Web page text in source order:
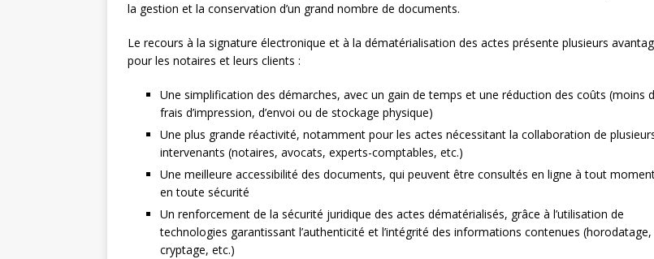
la gestion et la conservation d’un grand nombre de documents.
Le recours à la signature électronique et à la dématérialisation des actes présente plusieurs
pour les notaires et leurs clients :
Une simplification des démarches, avec un gain de temps et une réduction des coûts (moins
frais d’impression, d’envoi ou de stockage physique)
Une plus grande réactivité, notamment pour les actes nécessitant la collaboration de
intervenants (notaires, avocats, experts-comptables, etc.)
Une meilleure accessibilité des documents, qui peuvent être consultés en ligne à tout
en toute sécurité
Un renforcement de la sécurité juridique des actes dématérialisés, grâce à l’utilisation de
technologies garantissant l’authenticité et l’intégrité des informations contenues (horodatage,
cryptage, etc.)